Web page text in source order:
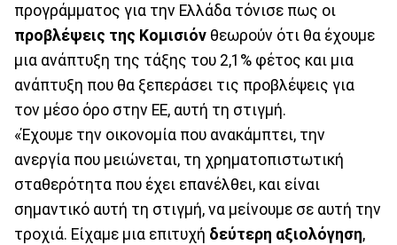
προγράμματος για την Ελλάδα τόνισε πως οι
προβλέψεις της Κομισιόν θεωρούν ότι θα έχουμε
μια ανάπτυξη της τάξης του 2,1% φέτος και μια
ανάπτυξη που θα ξεπεράσει τις προβλέψεις για
τον μέσο όρο στην ΕΕ, αυτή τη στιγμή.
«Έχουμε την οικονομία που ανακάμπτει, την
ανεργία που μειώνεται, τη χρηματοπιστωτική
σταθερότητα που έχει επανέλθει, και είναι
σημαντικό αυτή τη στιγμή, να μείνουμε σε αυτή την
τροχιά. Είχαμε μια επιτυχή δεύτερη αξιολόγηση,